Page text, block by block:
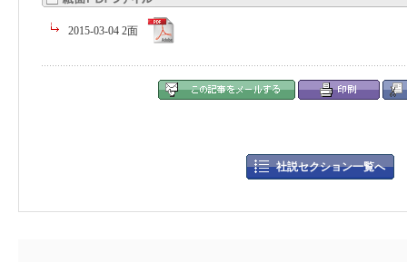
2015-03-04 2面
社説セクション一覧へ